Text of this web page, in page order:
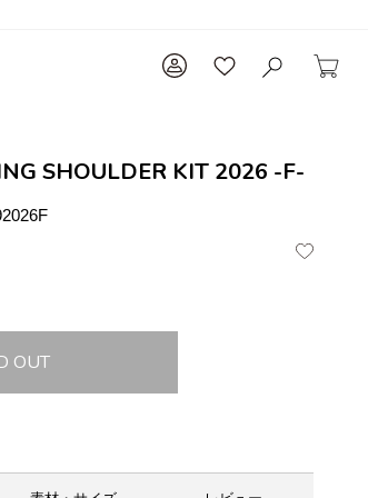
SHOULDER KIT 2026 -F-
OUT